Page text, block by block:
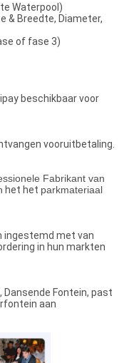
Waterpool)
& Breedte, Diameter,
of fase 3)
beschikbaar voor
vooruitbetaling.
Fabrikant van
het het parkmateriaal
ingestemd met van
in hun markten
Dansende Fontein, past
aan